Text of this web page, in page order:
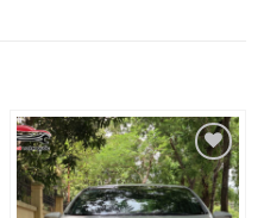
Add to
wishlist